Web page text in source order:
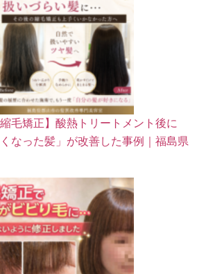
縮毛矯正】酸熱トリートメント後に
くなった髪」が改善した事例｜福島県